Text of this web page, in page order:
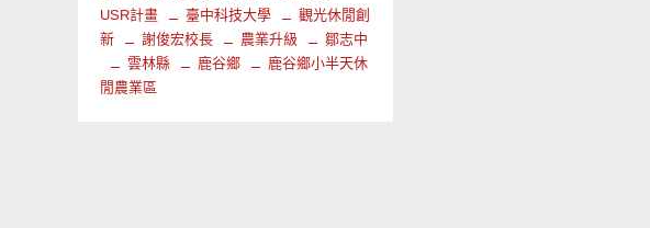
USR計畫
臺中科技大學
觀光休閒創
新
謝俊宏校長 農業升級
鄒志中
雲林縣
鹿谷鄉
鹿谷鄉小半天休
閒農業區